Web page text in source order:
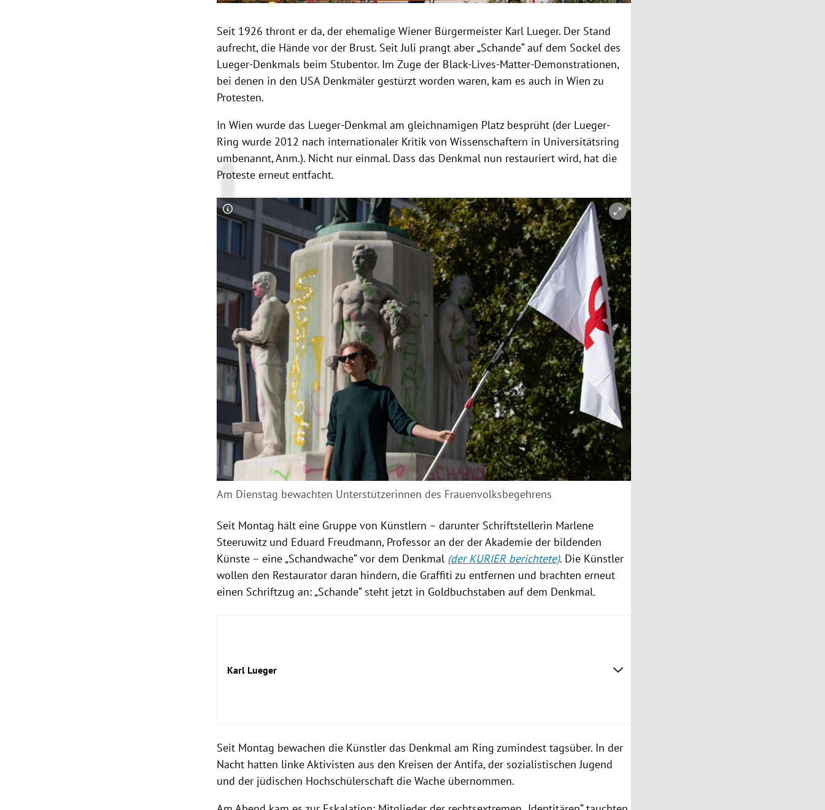
Seit 1926 thront er da, der ehemalige Wiener Bürgermeister Karl Lueger. Der Stand
aufrecht, die Hände vor der Brust. Seit Juli prangt aber „Schande“ auf dem Sockel des
Lueger-Denkmals beim Stubentor. Im Zuge der Black-Lives-Matter-Demonstrationen,
bei denen in den USA Denkmäler gestürzt worden waren, kam es auch in Wien zu
Protesten.
In Wien wurde das Lueger-Denkmal am gleichnamigen Platz besprüht (der Lueger-
Ring wurde 2012 nach internationaler Kritik von Wissenschaftern in Universitätsring
umbenannt, Anm.). Nicht nur einmal. Dass das Denkmal nun restauriert wird, hat die
Proteste erneut entfacht.
Copyright-Hinweis öffnen/schließen
Am Dienstag bewachten Unterstützerinnen des Frauenvolksbegehrens
Seit Montag hält eine Gruppe von Künstlern – darunter Schriftstellerin Marlene
Steeruwitz und Eduard Freudmann, Professor an der der Akademie der bildenden
Künste – eine „Schandwache“ vor dem Denkmal (der KURIER berichtete). Die Künstler
wollen den Restaurator daran hindern, die Graffiti zu entfernen und brachten erneut
einen Schriftzug an: „Schande“ steht jetzt in Goldbuchstaben auf dem Denkmal.
Karl Lueger
Seit Montag bewachen die Künstler das Denkmal am Ring zumindest tagsüber. In der
Nacht hatten linke Aktivisten aus den Kreisen der Antifa, der sozialistischen Jugend
und der jüdischen Hochschülerschaft die Wache übernommen.